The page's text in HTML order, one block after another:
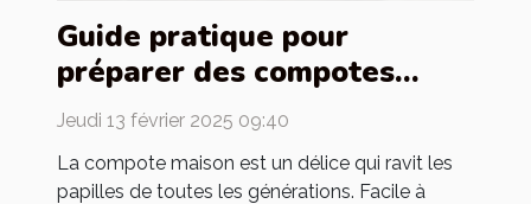
Guide pratique pour
préparer des compotes
maison pour toute la famille
Jeudi 13 février 2025 09:40
La compote maison est un délice qui ravit les
papilles de toutes les générations. Facile à